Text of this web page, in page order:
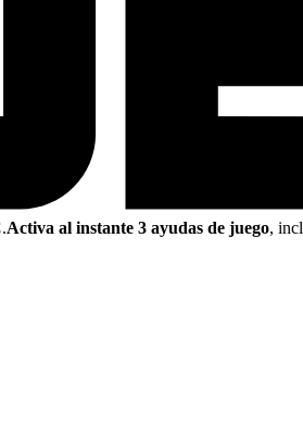
.Activa al instante 3 ayudas de juego,